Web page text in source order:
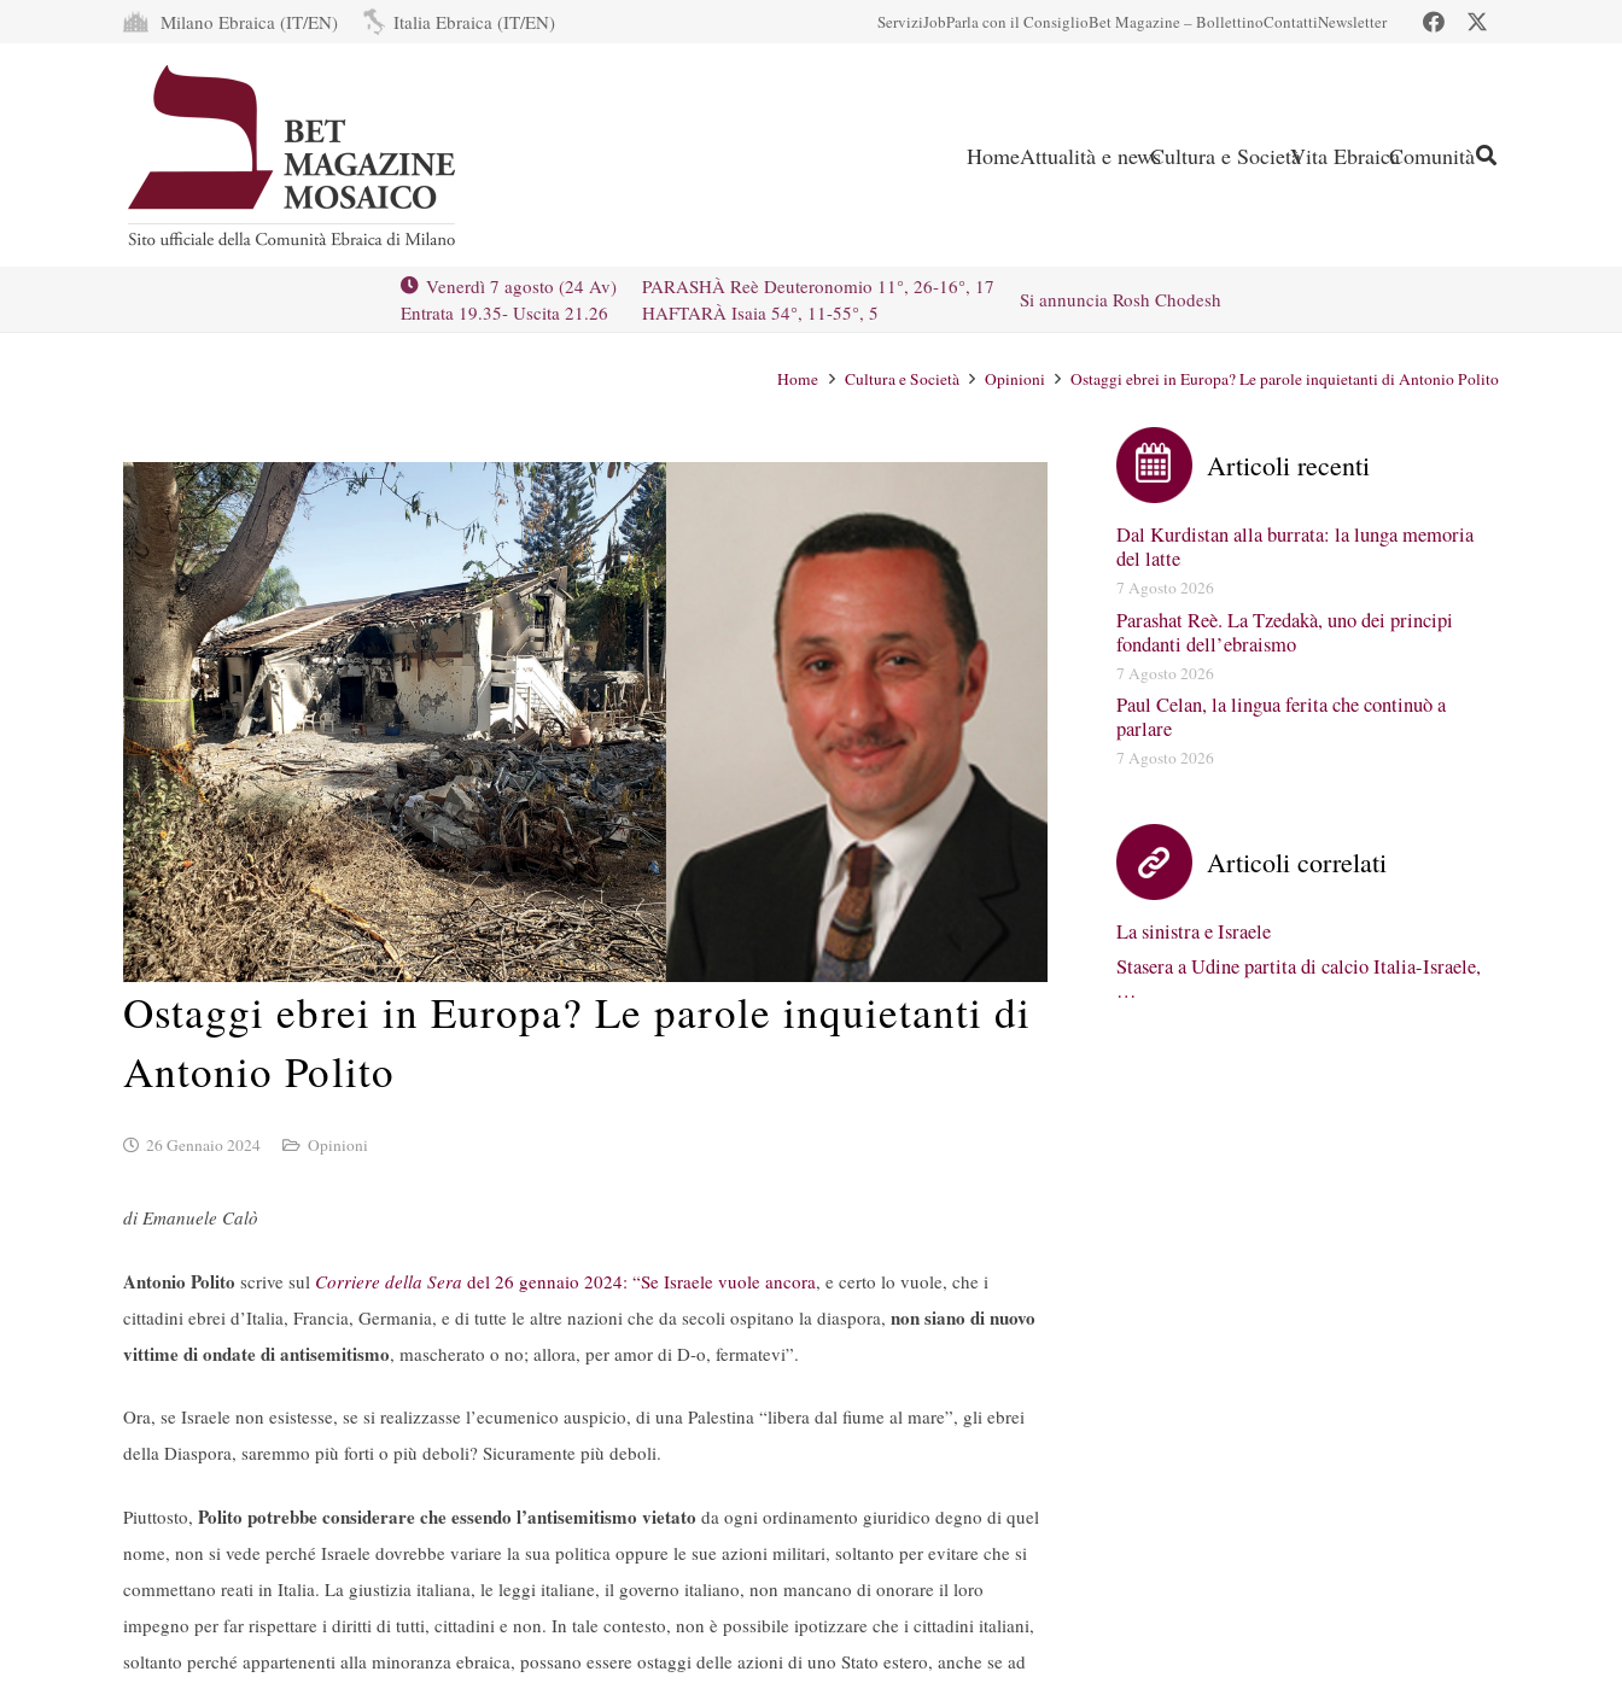
Milano Ebraica (IT/EN) Italia Ebraica (IT/EN) ServiziJobParla con il ConsiglioBet Magazine – BollettinoContattiNewsletter
HomeAttualità e newsCultura e SocietàVita EbraicaComunità
Venerdì 7 agosto (24 Av)
Entrata 19.35- Uscita 21.26
PARASHÀ Reè Deuteronomio 11°, 26-16°, 17
HAFTARÀ Isaia 54°, 11-55°, 5
Si annuncia Rosh Chodesh
Home Cultura e Società Opinioni Ostaggi ebrei in Europa? Le parole inquietanti di Antonio Polito
Ostaggi ebrei in Europa? Le parole inquietanti di
Antonio Polito
26 Gennaio 2024 Opinioni
di Emanuele Calò
Antonio Polito scrive sul Corriere della Sera del 26 gennaio 2024: “Se Israele vuole ancora, e certo lo vuole, che i
cittadini ebrei d’Italia, Francia, Germania, e di tutte le altre nazioni che da secoli ospitano la diaspora, non siano di nuovo
vittime di ondate di antisemitismo, mascherato o no; allora, per amor di D-o, fermatevi”.
Ora, se Israele non esistesse, se si realizzasse l’ecumenico auspicio, di una Palestina “libera dal fiume al mare”, gli ebrei
della Diaspora, saremmo più forti o più deboli? Sicuramente più deboli.
Piuttosto, Polito potrebbe considerare che essendo l’antisemitismo vietato da ogni ordinamento giuridico degno di quel
nome, non si vede perché Israele dovrebbe variare la sua politica oppure le sue azioni militari, soltanto per evitare che si
commettano reati in Italia. La giustizia italiana, le leggi italiane, il governo italiano, non mancano di onorare il loro
impegno per far rispettare i diritti di tutti, cittadini e non. In tale contesto, non è possibile ipotizzare che i cittadini italiani,
soltanto perché appartenenti alla minoranza ebraica, possano essere ostaggi delle azioni di uno Stato estero, anche se ad
Articoli recenti
Dal Kurdistan alla burrata: la lunga memoria
del latte
7 Agosto 2026
Parashat Reè. La Tzedakà, uno dei principi
fondanti dell’ebraismo
7 Agosto 2026
Paul Celan, la lingua ferita che continuò a
parlare
7 Agosto 2026
Articoli correlati
La sinistra e Israele
Stasera a Udine partita di calcio Italia-Israele,
…